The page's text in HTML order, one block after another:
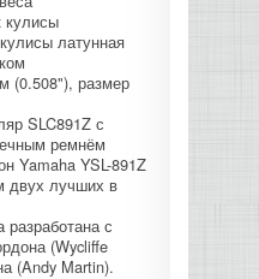
ДЛЯ
И КРОССОВЕРЫ
кулисы
латунная
(0.508"), размер
SLC891Z с
ремнём
Yamaha YSL-891Z
двух лучших в
с
(Wycliffe
(Andy Martin).